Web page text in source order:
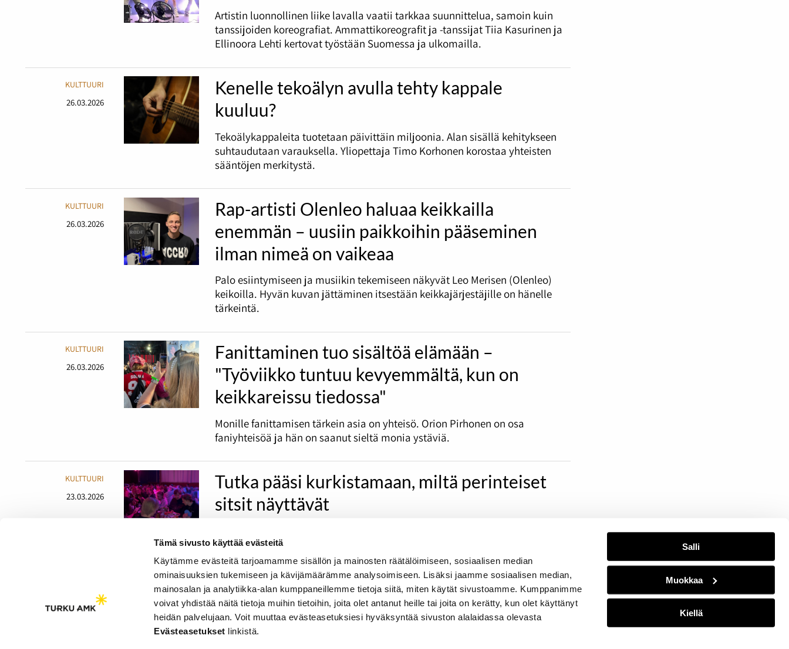
Tämä sivusto käyttää evästeitä
Käytämme evästeitä tarjoamamme sisällön ja mainosten räätälöimiseen, sosiaalisen median
ominaisuuksien tukemiseen ja kävijämäärämme analysoimiseen. Lisäksi jaamme sosiaalisen median,
mainosalan ja analytiikka-alan kumppaneillemme tietoja siitä, miten käytät sivustoamme. Kumppanimme
voivat yhdistää näitä tietoja muihin tietoihin, joita olet antanut heille tai joita on kerätty, kun olet käyttänyt
heidän palvelujaan. Voit muuttaa evästeasetuksiesi hyväksyntää sivuston alalaidassa olevasta
Evästeasetukset linkistä.
Salli
Muokkaa
Kiellä
Artistin luonnollinen liike lavalla vaatii tarkkaa suunnittelua, samoin kuin
tanssijoiden koreografiat. Ammattikoreografit ja -tanssijat Tiia Kasurinen ja
Ellinoora Lehti kertovat työstään Suomessa ja ulkomailla.
KULTTUURI
26.03.2026
Kenelle tekoälyn avulla tehty kappale
kuuluu?
Tekoälykappaleita tuotetaan päivittäin miljoonia. Alan sisällä kehitykseen
suhtaudutaan varauksella. Yliopettaja Timo Korhonen korostaa yhteisten
sääntöjen merkitystä.
KULTTUURI
26.03.2026
Rap-artisti Olenleo haluaa keikkailla
enemmän – uusiin paikkoihin pääseminen
ilman nimeä on vaikeaa
Palo esiintymiseen ja musiikin tekemiseen näkyvät Leo Merisen (Olenleo)
keikoilla. Hyvän kuvan jättäminen itsestään keikkajärjestäjille on hänelle
tärkeintä.
KULTTUURI
26.03.2026
Fanittaminen tuo sisältöä elämään –
"Työviikko tuntuu kevyemmältä, kun on
keikkareissu tiedossa"
Monille fanittamisen tärkein asia on yhteisö. Orion Pirhonen on osa
faniyhteisöä ja hän on saanut sieltä monia ystäviä.
KULTTUURI
23.03.2026
Tutka pääsi kurkistamaan, miltä perinteiset
sitsit näyttävät
yliopiston Germanica ja Digit järjestivät kaveriteemaisen
opiskelijatapahtuman.